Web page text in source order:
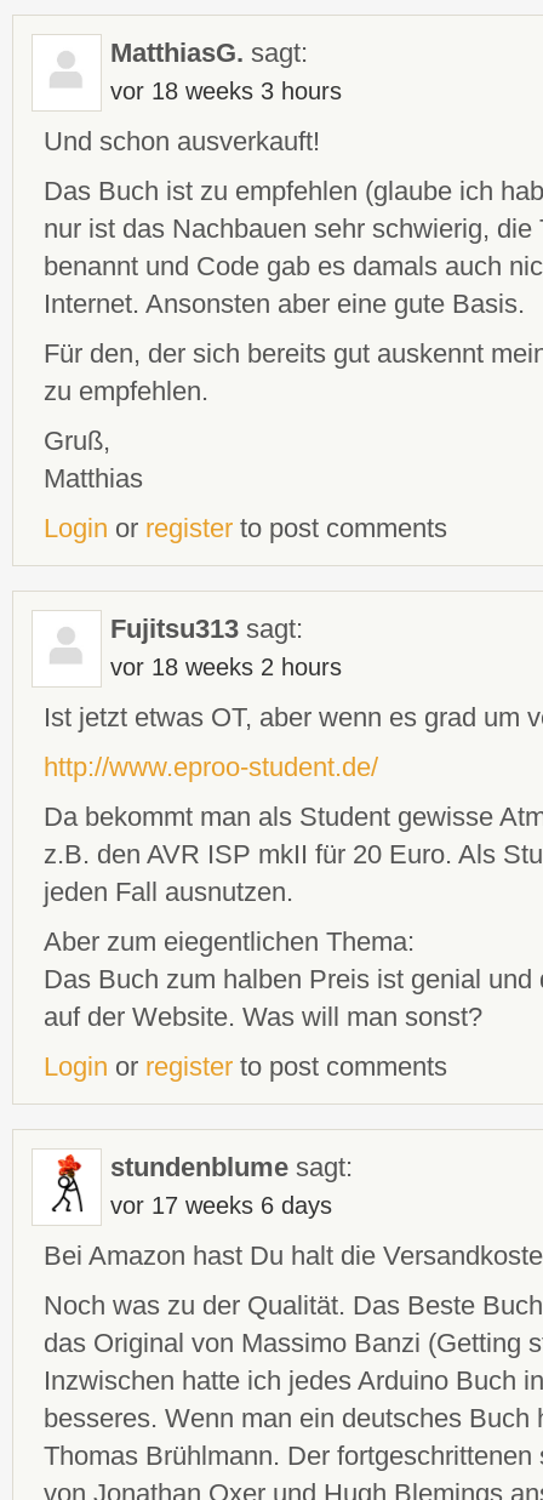
MatthiasG. sagt:
vor 18 weeks 3 hours
Und schon ausverkauft!
Das Buch ist zu empfehlen (glaube ich
nur ist das Nachbauen sehr schwierig,
benannt und Code gab es damals auch
Internet. Ansonsten aber eine gute Basis.
Für den, der sich bereits gut auskennt
zu empfehlen.
Gruß,
Matthias
Login or register to post comments
Fujitsu313 sagt:
vor 18 weeks 2 hours
Ist jetzt etwas OT, aber wenn es grad um
http://www.eproo-student.de/
Da bekommt man als Student gewisse
z.B. den AVR ISP mkII für 20 Euro. Als
jeden Fall ausnutzen.
Aber zum eiegentlichen Thema:
Das Buch zum halben Preis ist genial
auf der Website. Was will man sonst?
Login or register to post comments
stundenblume sagt:
vor 17 weeks 6 days
Bei Amazon hast Du halt die
Noch was zu der Qualität. Das Beste
das Original von Massimo Banzi (Getting
Inzwischen hatte ich jedes Arduino Buch
besseres. Wenn man ein deutsches Buch
Thomas Brühlmann. Der
von Jonathan Oxer und Hugh Blemings